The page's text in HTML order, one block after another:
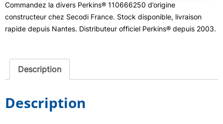
Commandez la divers Perkins® 110666250 d’origine
constructeur chez Secodi France. Stock disponible, livraison
rapide depuis Nantes. Distributeur officiel Perkins® depuis 2003.
Description
Description